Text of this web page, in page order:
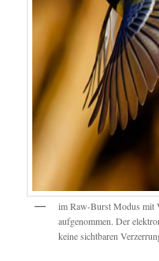
im Raw-Burst Modus mit
aufgenommen. Der
keine sichtbaren